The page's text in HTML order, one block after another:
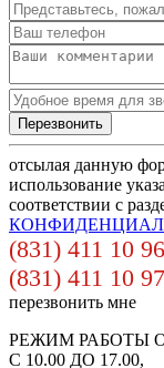
отсылая данную
использование
соответствии с
(831) 411 10 96
(831) 411 10 97
перезвонить мне
РЕЖИМ РАБОТЫ
С 10.00 ДО 17.00,